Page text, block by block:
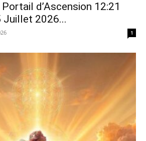
d’Ascension 12:21
Juillet 2026...
1